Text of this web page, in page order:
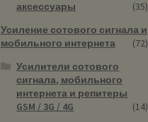
аксессуары
(35)
Усиление сотового сигнала и
мобильного интернета
(72)
Усилители сотового
сигнала, мобильного
интернета и репитеры
GSM / 3G / 4G
(14)